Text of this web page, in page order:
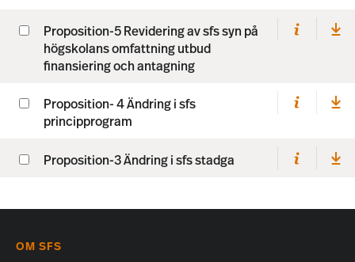
Proposition-5 Revidering av sfs syn på
högskolans omfattning utbud
finansiering och antagning
Proposition- 4 Ändring i sfs
principprogram
Proposition-3 Ändring i sfs stadga
OM SFS